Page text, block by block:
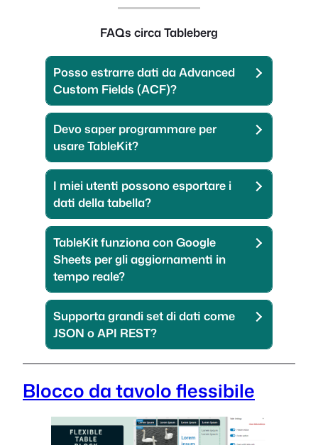
FAQs circa Tableberg
Posso estrarre dati da Advanced
Custom Fields (ACF)?
Devo saper programmare per
usare TableKit?
I miei utenti possono esportare i
dati della tabella?
TableKit funziona con Google
Sheets per gli aggiornamenti in
tempo reale?
Supporta grandi set di dati come
JSON o API REST?
Blocco da tavolo flessibile